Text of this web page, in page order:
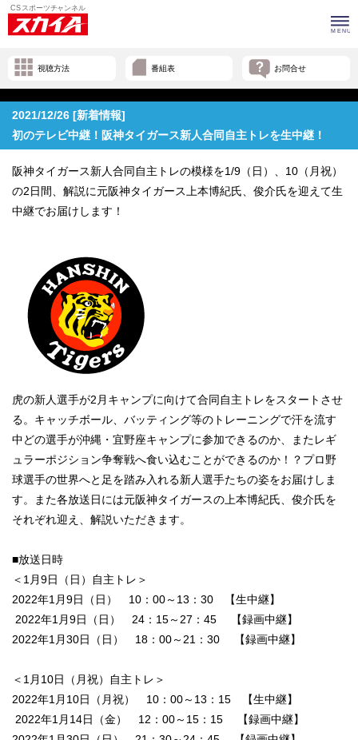
視聴方法 番組表 お問合せ
2021/12/26 [新着情報]
初のテレビ中継！阪神タイガース新人合同自主トレを生中継！
阪神タイガース新人合同自主トレの模様を1/9（日）、10（月祝）
の2日間、解説に元阪神タイガース上本博紀氏、俊介氏を迎えて生
中継でお届けします！
虎の新人選手が2月キャンプに向けて合同自主トレをスタートさせ
る。キャッチボール、バッティング等のトレーニングで汗を流す
中どの選手が沖縄・宜野座キャンプに参加できるのか、またレギ
ュラーポジション争奪戦へ食い込むことができるのか！？プロ野
球選手の世界へと足を踏み入れる新人選手たちの姿をお届けしま
す。また各放送日には元阪神タイガースの上本博紀氏、俊介氏を
それぞれ迎え、解説いただきます。
■放送日時
＜1月9日（日）自主トレ＞
2022年1月9日（日） 10：00～13：30 【生中継】
2022年1月9日（日） 24：15～27：45 【録画中継】
2022年1月30日（日） 18：00～21：30 【録画中継】
＜1月10日（月祝）自主トレ＞
2022年1月10日（月祝） 10：00～13：15 【生中継】
2022年1月14日（金） 12：00～15：15 【録画中継】